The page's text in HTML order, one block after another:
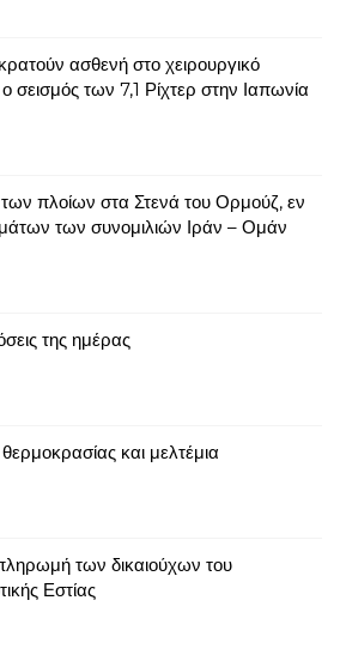
ασθενή στο χειρουργικό
σεισμός των 7,1 Ρίχτερ στην Ιαπωνία
πλοίων στα Στενά του Ορμούζ, εν
των συνομιλιών Ιράν – Ομάν
της ημέρας
και μελτέμια
των δικαιούχων του
Εστίας